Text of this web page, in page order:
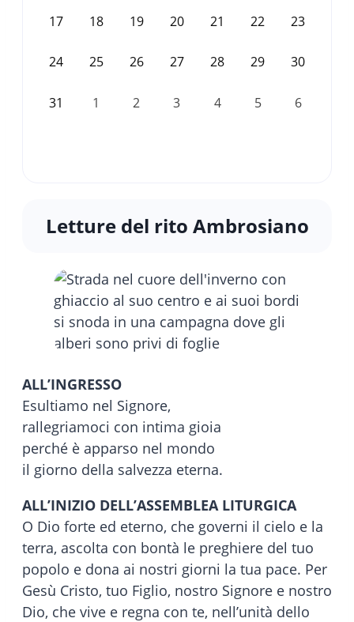
17 18 19 20 21 22 23
24 25 26 27 28 29 30
31 1 2 3 4 5 6
Letture del rito Ambrosiano
ALL’INGRESSO
Esultiamo nel Signore,
rallegriamoci con intima gioia
perché è apparso nel mondo
il giorno della salvezza eterna.
ALL’INIZIO DELL’ASSEMBLEA LITURGICA
O Dio forte ed eterno, che governi il cielo e la
terra, ascolta con bontà le preghiere del tuo
popolo e dona ai nostri giorni la tua pace. Per
Gesù Cristo, tuo Figlio, nostro Signore e nostro
Dio, che vive e regna con te, nell’unità dello